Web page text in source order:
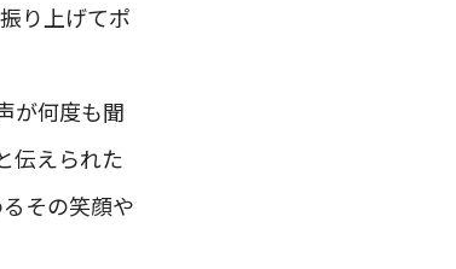
り上げてポ
が何度も聞
伝えられた
その笑顔や